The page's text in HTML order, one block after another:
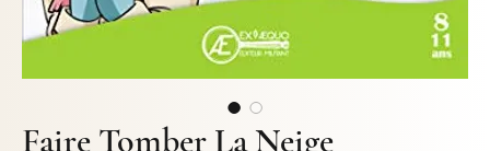
Faire Tomber La Neige